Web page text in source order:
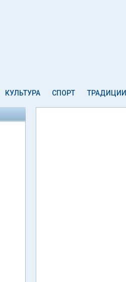
КУЛЬТУРА СПОРТ ТРАДИЦИИ